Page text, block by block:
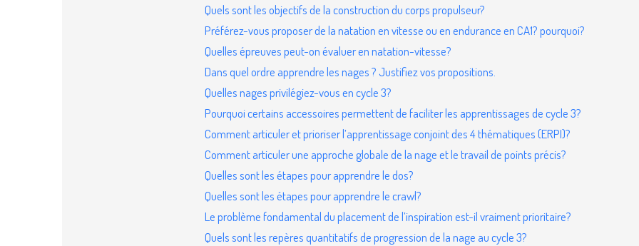
Quels sont les objectifs de la construction du corps propulseur?
Préférez-vous proposer de la natation en vitesse ou en endurance en CA1? pourquoi?
Quelles épreuves peut-on évaluer en natation-vitesse?
Dans quel ordre apprendre les nages ? Justifiez vos propositions.
Quelles nages privilégiez-vous en cycle 3?
Pourquoi certains accessoires permettent de faciliter les apprentissages de cycle 3?
Comment articuler et prioriser l’apprentissage conjoint des 4 thématiques (ERPI)?
Comment articuler une approche globale de la nage et le travail de points précis?
Quelles sont les étapes pour apprendre le dos?
Quelles sont les étapes pour apprendre le crawl?
Le problème fondamental du placement de l’inspiration est-il vraiment prioritaire?
Quels sont les repères quantitatifs de progression de la nage au cycle 3?